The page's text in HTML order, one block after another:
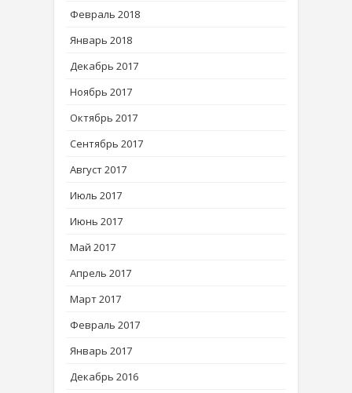
Февраль 2018
Январь 2018
Декабрь 2017
Ноябрь 2017
Октябрь 2017
Сентябрь 2017
Август 2017
Июль 2017
Июнь 2017
Май 2017
Апрель 2017
Март 2017
Февраль 2017
Январь 2017
Декабрь 2016